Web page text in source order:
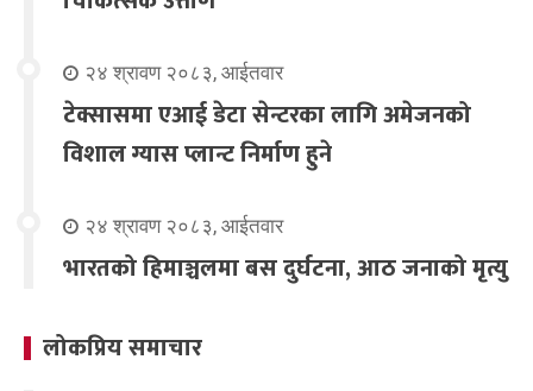
२४ श्रावण २०८३, आईतवार
टेक्सासमा एआई डेटा सेन्टरका लागि अमेजनको
विशाल ग्यास प्लान्ट निर्माण हुने
२४ श्रावण २०८३, आईतवार
भारतको हिमाञ्चलमा बस दुर्घटना, आठ जनाको मृत्यु
लोकप्रिय समाचार